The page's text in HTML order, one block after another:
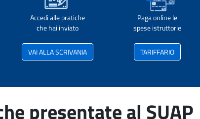
Accedi alle pratiche
che hai inviato
VAI ALLA SCRIVANIA
Paga online le
spese istruttorie
TARIFFARIO
presentate al SUAP